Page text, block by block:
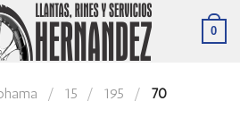
0
/ 15 / 195 /
70